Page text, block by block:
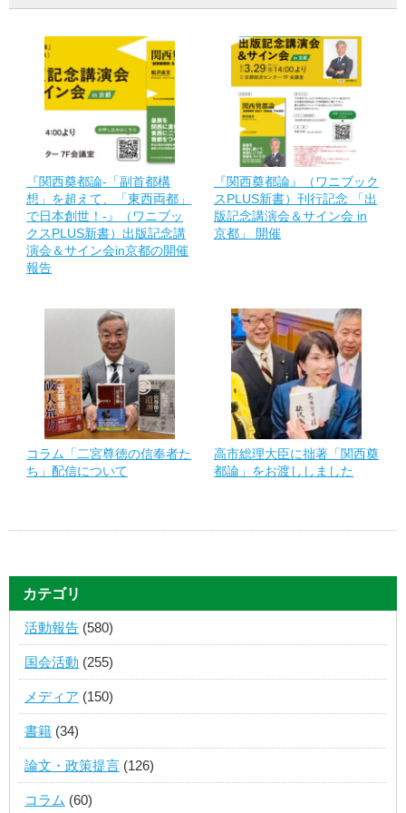
『関西奠都論-「副首都構
想」を超えて、「東西両都」
で日本創世！-』（ワニブッ
クスPLUS新書）出版記念講
演会＆サイン会in京都の開催
報告
『関西奠都論』（ワニブック
スPLUS新書）刊行記念 「出
版記念講演会＆サイン会 in
京都」 開催
コラム「二宮尊徳の信奉者た
ち」配信について
高市総理大臣に拙著「関西奠
都論」をお渡ししました
カテゴリ
活動報告 (580)
国会活動 (255)
メディア (150)
書籍 (34)
論文・政策提言 (126)
コラム (60)